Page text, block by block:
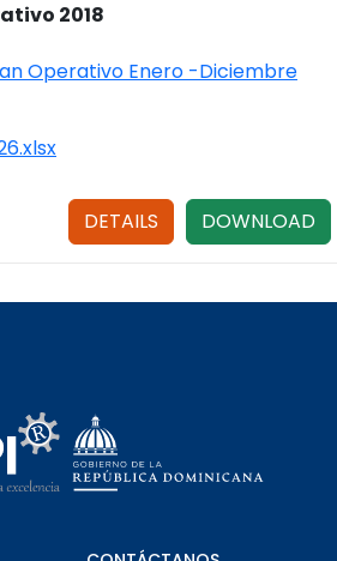
2018
Operativo Enero -Diciembre
DOWNLOAD
DETAILS